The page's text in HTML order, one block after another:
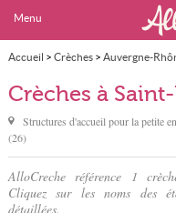
Menu
Accueil > Crèches> Auvergne-
Crèches à
Structures d'accueil pour la petite
(26)
AlloCreche référence 1
Cliquez sur les noms des
détaillées.